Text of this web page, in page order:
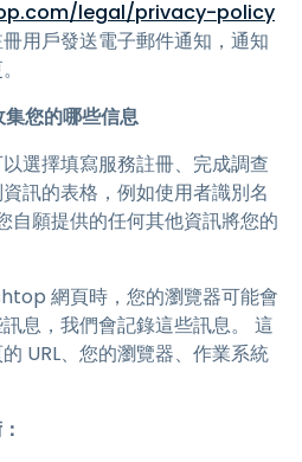
legal/privacy-policy
用戶發送電子郵件通知，通知
您的哪些信息
選擇填寫服務註冊、完成調查
訊的表格，例如使用者識別名
自願提供的任何其他資訊將您的
網頁時，您的瀏覽器可能會
息，我們會記錄這些訊息。 這
URL、您的瀏覽器、作業系統